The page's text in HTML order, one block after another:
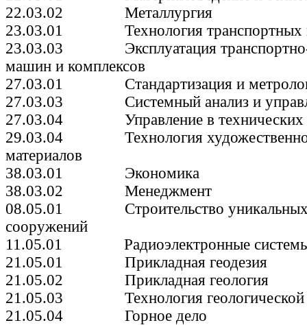
22.03.02 Металлургия
23.03.01 Технология транспортных
23.03.03 Эксплуатация транспортно-
машин и комплексов
27.03.01 Стандартизация и
27.03.03 Системный анализ и
27.03.04 Управление в технических
29.03.04 Технология
материалов
38.03.01 Экономика
38.03.02 Менеджмент
08.05.01 Строительство уникальных
сооружений
11.05.01 Радиоэлектронные системы
21.05.01 Прикладная геодезия
21.05.02 Прикладная геология
21.05.03 Технология геологической
21.05.04 Горное дело